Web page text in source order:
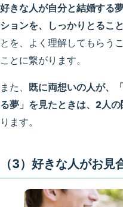
好きな人が自分と結婚する
ションを、しっかりとるこ
とを、よく理解してもらう
ことに繋がります。
また、
既に両想いの人が、
る夢」を見たときは、2人
ります。
（3）好きな人がお